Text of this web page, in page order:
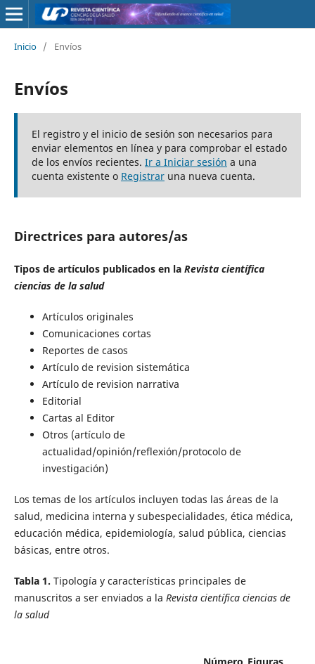
Inicio / Envíos
Envíos
El registro y el inicio de sesión son necesarios para
enviar elementos en línea y para comprobar el estado
de los envíos recientes. Ir a Iniciar sesión a una
cuenta existente o Registraruna nueva cuenta.
Directrices para autores/as
Tipos de artículos publicados en la Revista científica
ciencias de la salud
Artículos originales
Comunicaciones cortas
Reportes de casos
Artículo de revision sistemática
Artículo de revision narrativa
Editorial
Cartas al Editor
Otros (artículo de
actualidad/opinión/reflexión/protocolo de
investigación)
Los temas de los artículos incluyen todas las áreas de la
salud, medicina interna y subespecialidades, ética médica,
educación médica, epidemiología, salud pública, ciencias
básicas, entre otros.
Tabla 1. Tipología y características principales de
manuscritos a ser enviados a la Revista científica ciencias de
la salud